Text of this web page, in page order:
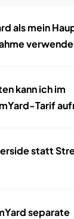
als mein
kann ich im
Tarif
statt
separate